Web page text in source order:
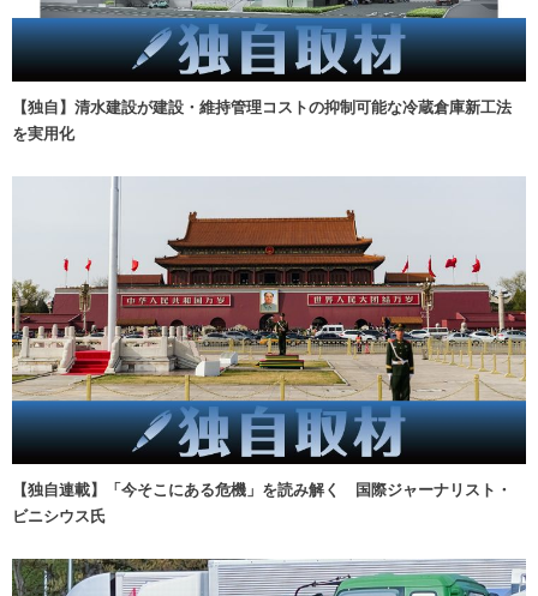
【独自】清水建設が建設・維持管理コストの抑制可能な冷蔵倉庫新工法
を実用化
【独自連載】「今そこにある危機」を読み解く 国際ジャーナリスト・
ビニシウス氏